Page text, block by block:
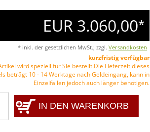
EUR 3.060,00*
* inkl. der gesetzlichen MwSt.; zzgl. Versandkosten
kurzfristig verfügbar
wird speziell für Sie bestellt.Die Lieferzeit dieses
beträgt 10 - 14 Werktage nach Geldeingang, kann in
Einzelfällen jedoch auch länger benötigen.
IN DEN WARENKORB